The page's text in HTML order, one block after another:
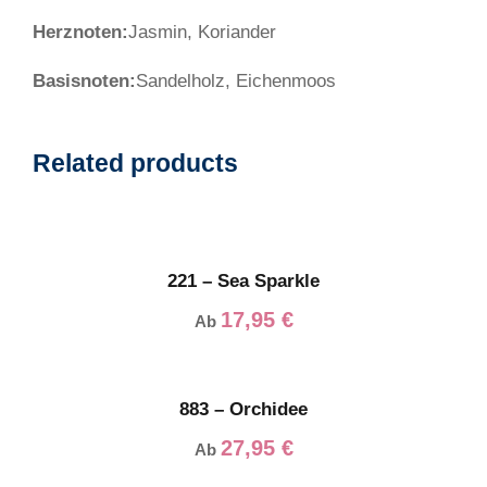
Herznoten:Jasmin, Koriander
Basisnoten:Sandelholz, Eichenmoos
Related products
221 – Sea Sparkle
Ab 17,95 €
883 – Orchidee
Ab 27,95 €